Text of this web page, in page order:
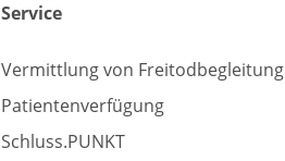
Service
Vermittlung von Freitodbegleitung
Patientenverfügung
Schluss.PUNKT